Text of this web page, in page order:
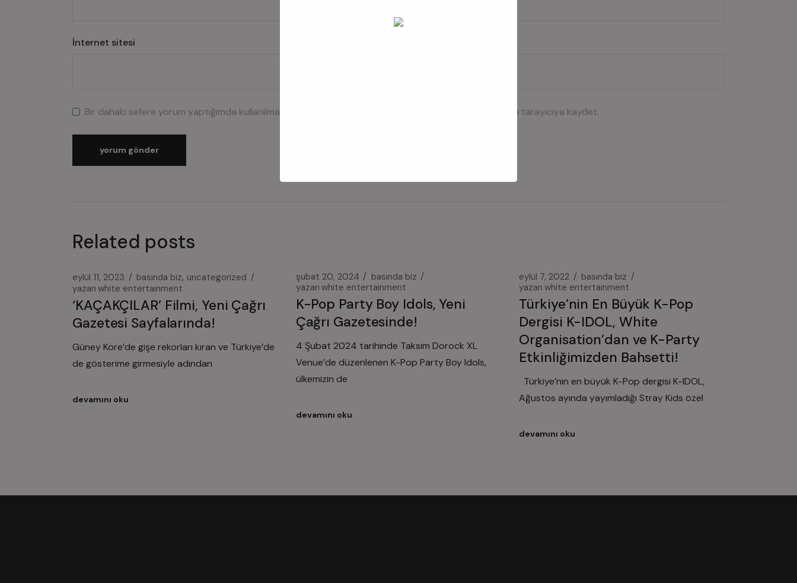
İnternet sitesi
Bir dahaki sefere yorum yaptığımda kullanılmak üzere adımı, e-posta adresimi ve web site adresimi bu tarayıcıya kaydet.
yorum gönder
Related posts
eylül 11, 2023 basında biz uncategorized
yazarı white entertainment
‘KAÇAKÇILAR’ Filmi, Yeni Çağrı
Gazetesi Sayfalarında!
Güney Kore’de gişe rekorları kıran ve Türkiye’de
de gösterime girmesiyle adından
devamını oku
şubat 20, 2024
basında biz
yazarı white entertainment
K-Pop Party Boy Idols, Yeni
Çağrı Gazetesinde!
4 Şubat 2024 tarihinde Taksim Dorock XL
Venue’de düzenlenen K-Pop Party Boy Idols,
ülkemizin de
devamını oku
eylül 7, 2022
basında biz
yazarı white entertainment
Türkiye’nin En Büyük K-Pop
Dergisi K-IDOL, White
Organisation’dan ve K-Party
Etkinliğimizden Bahsetti!
Türkiye’nin en büyük K-Pop dergisi K-IDOL,
Ağustos ayında yayımladığı Stray Kids özel
devamını oku